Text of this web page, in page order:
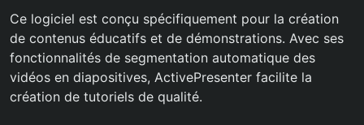
Ce logiciel est conçu spécifiquement pour la création
de contenus éducatifs et de démonstrations. Avec ses
fonctionnalités de segmentation automatique des
vidéos en diapositives, ActivePresenter facilite la
création de tutoriels de qualité.